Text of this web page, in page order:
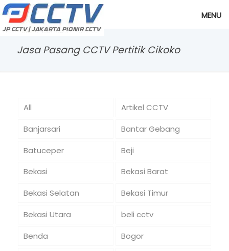
MENU
Jasa Pasang CCTV Pertitik Cikoko
All
Artikel CCTV
Banjarsari
Bantar Gebang
Batuceper
Beji
Bekasi
Bekasi Barat
Bekasi Selatan
Bekasi Timur
Bekasi Utara
beli cctv
Benda
Bogor